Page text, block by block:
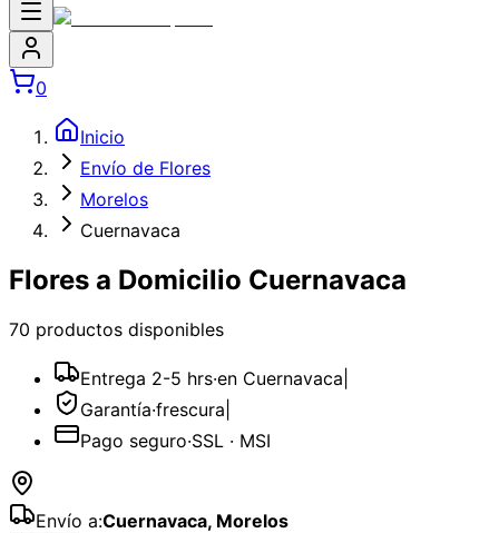
0
Inicio
Envío de Flores
Morelos
Cuernavaca
Flores a Domicilio Cuernavaca
70 productos disponibles
Entrega 2-5 hrs·en Cuernavaca
Garantía·frescura
Pago seguro·SSL · MSI
Envío a:Cuernavaca, Morelos